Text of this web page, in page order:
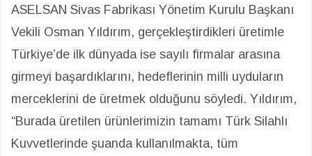
ASELSAN Sivas Fabrikası Yönetim Kurulu Başkanı
Vekili Osman Yıldırım, gerçekleştirdikleri üretimle
Türkiye’de ilk dünyada ise sayılı firmalar arasına
girmeyi başardıklarını, hedeflerinin milli uyduların
merceklerini de üretmek olduğunu söyledi. Yıldırım,
“Burada üretilen ürünlerimizin tamamı Türk Silahlı
Kuvvetlerinde şuanda kullanılmakta, tüm